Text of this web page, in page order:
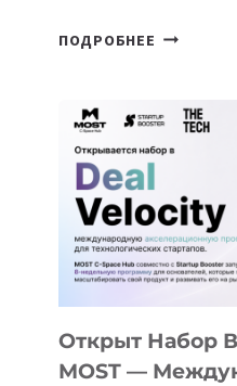
ПОДРОБНЕЕ ОТ
АЛМАТЫ:
КАК
AI
YOUTH
CAMP
ДАЛ
30
БИЛЕТ
В
Открыт Набор
MOST —